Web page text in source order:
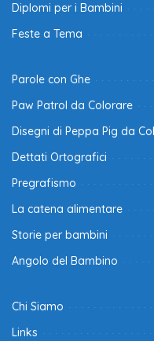
Diplomi per i Bambini
Feste a Tema
Parole con Ghe
Paw Patrol da Colorare
Disegni di Peppa Pig da
Dettati Ortografici
Pregrafismo
La catena alimentare
Storie per bambini
Angolo del Bambino
Chi Siamo
Links